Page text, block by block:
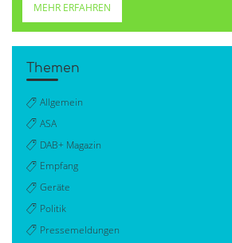
MEHR ERFAHREN
Themen
Allgemein
ASA
DAB+ Magazin
Empfang
Geräte
Politik
Pressemeldungen